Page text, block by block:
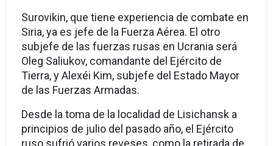
Surovikin, que tiene experiencia de combate en
Siria, ya es jefe de la Fuerza Aérea. El otro
subjefe de las fuerzas rusas en Ucrania será
Oleg Saliukov, comandante del Ejército de
Tierra, y Alexéi Kim, subjefe del Estado Mayor
de las Fuerzas Armadas.
Desde la toma de la localidad de Lisichansk a
principios de julio del pasado año, el Ejército
ruso sufrió varios reveses, como la retirada de